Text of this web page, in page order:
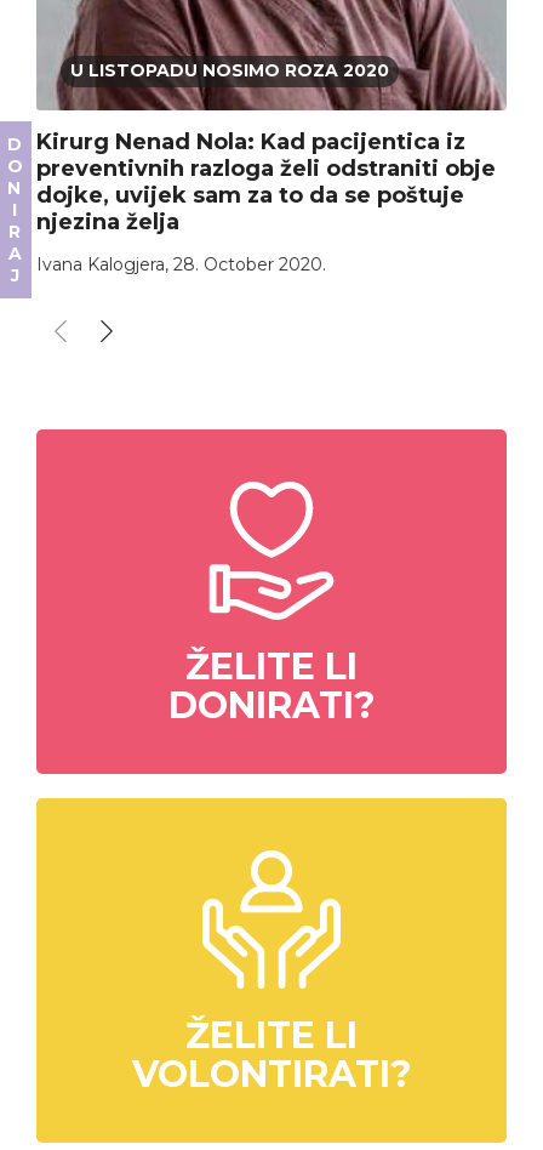
U LISTOPADU NOSIMO ROZA 2020
Kirurg Nenad Nola: Kad pacijentica iz
preventivnih razloga želi odstraniti obje
dojke, uvijek sam za to da se poštuje
njezina želja
Ivana Kalogjera, 28. October 2020.
ŽELITE LI
DONIRATI?
ŽELITE LI
VOLONTIRATI?
DONIRAJ